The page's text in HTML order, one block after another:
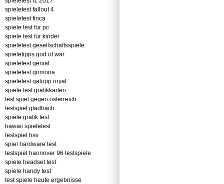
spieletest fallout 4
spieletest finca
spiele test für pc
spiele test für kinder
spieletest gesellschaftsspiele
spieletipps god of war
spieletest genial
spieletest grimoria
spieletest galopp royal
spiele test grafikkarten
test spiel gegen österreich
testspiel gladbach
spiele grafik test
hawaii spieletest
testspiel hsv
spiel hardware test
testspiel hannover 96 testspiele
spiele headset test
spiele handy test
test spiele heute ergebnisse